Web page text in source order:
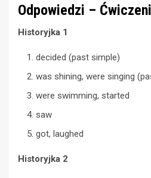
Odpowiedzi –
Historyjka 1
decided (past simple)
was shining, were singing
were swimming, started
saw
got, laughed
Historyjka 2